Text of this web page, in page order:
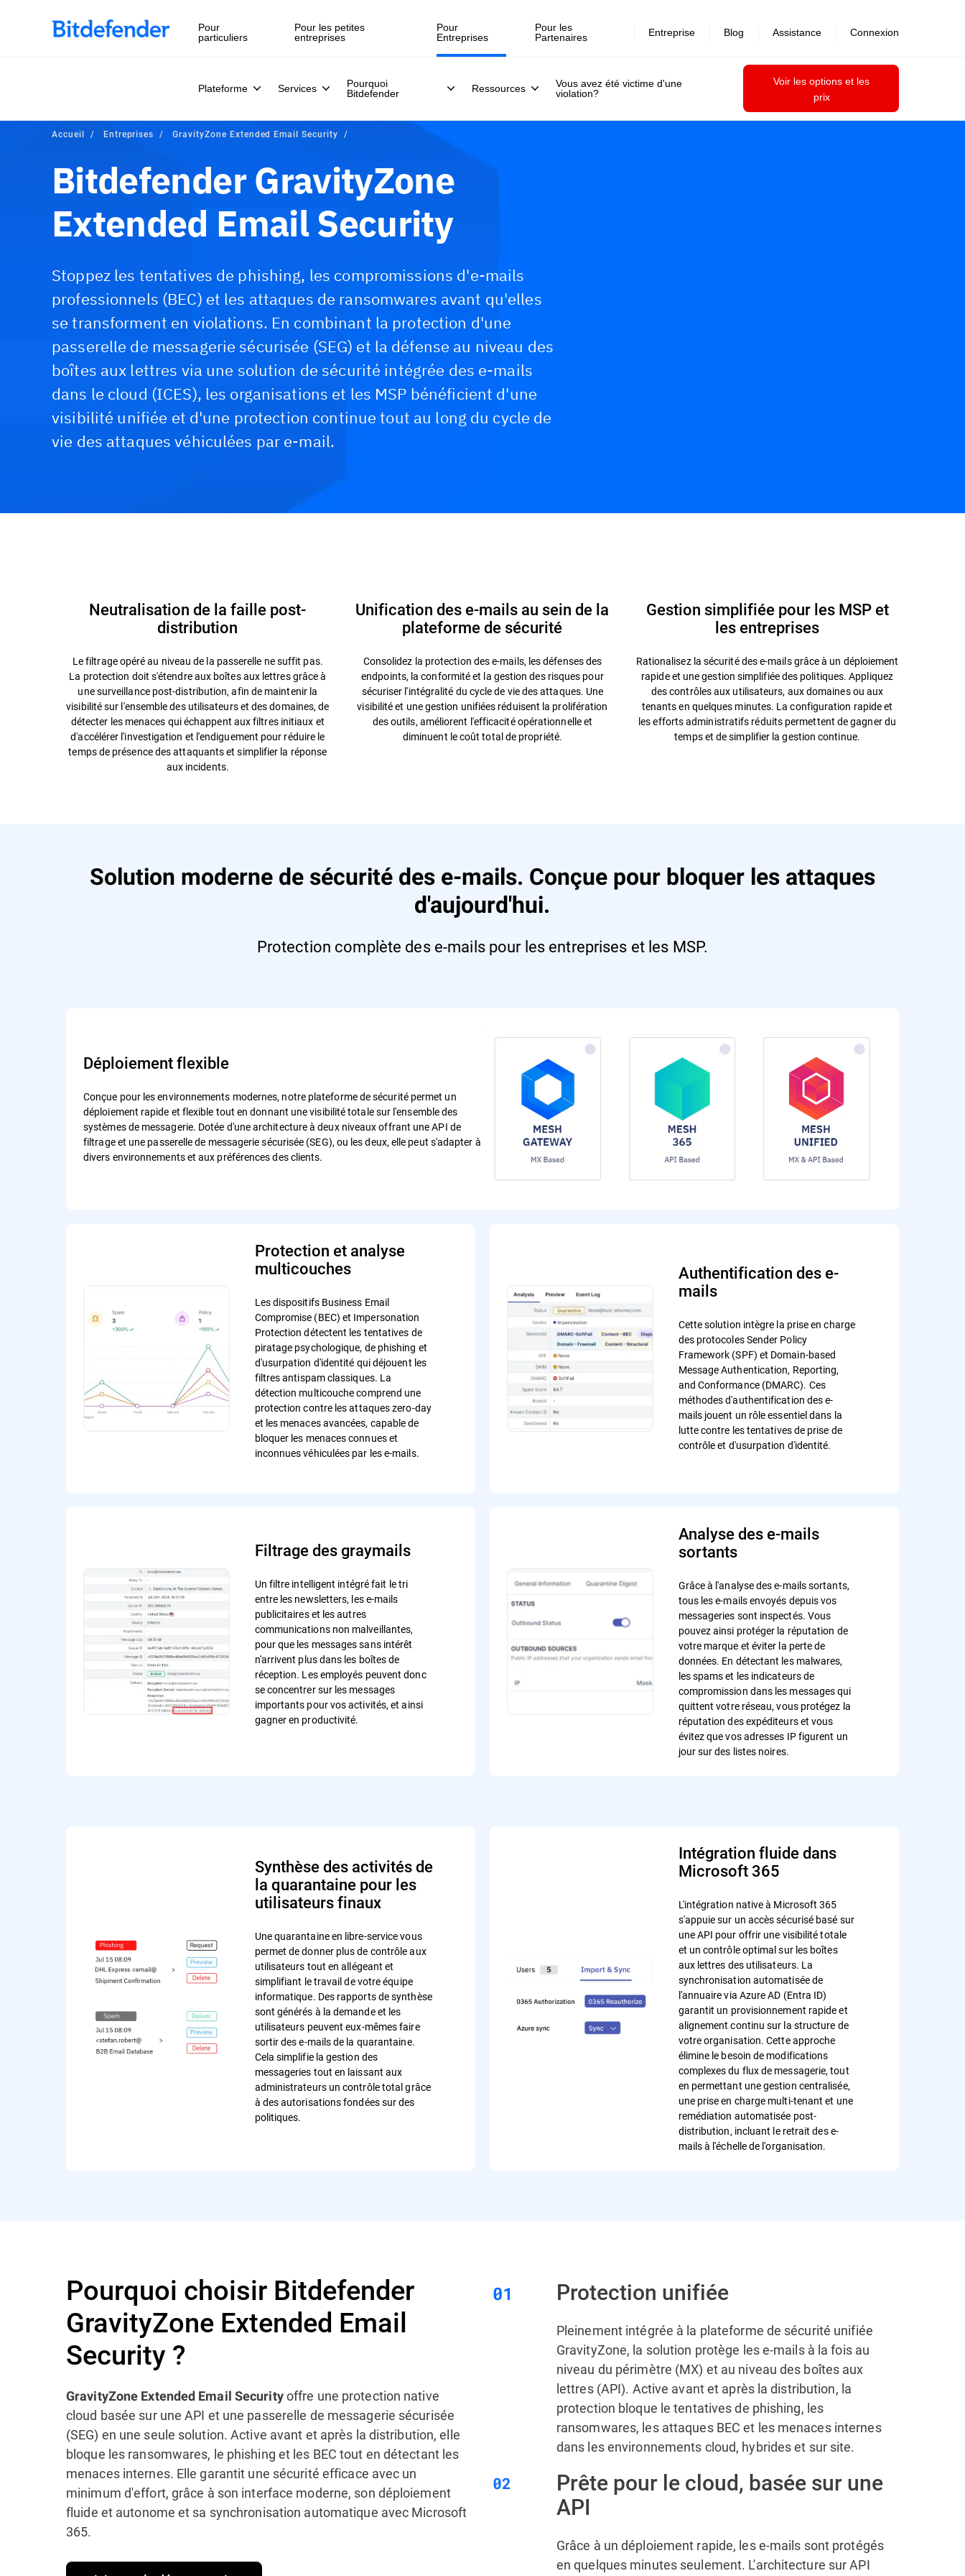
Souveraineté des données en cybersécurité : webinaire en direct, le 30 juillet .
Pour
particuliers
Pour les petites
entreprises
Pour
Entreprises
Plateforme Services
Pourquoi
Bitdefender
Ressources
Vous avez été victime d'une
violation?
Voir les options et les
prix
Pour les
Partenaires
Entreprise Blog Assistance Connexion
Accueil Entreprises GravityZone Extended Email Security
Bitdefender GravityZone
Extended Email Security
Stoppez les tentatives de phishing, les compromissions d'e-mails
professionnels (BEC) et les attaques de ransomwares avant qu'elles
se transforment en violations. En combinant la protection d'une
passerelle de messagerie sécurisée (SEG) et la défense au niveau des
boîtes aux lettres via une solution de sécurité intégrée des e-mails
dans le cloud (ICES), les organisations et les MSP bénéficient d'une
visibilité unifiée et d'une protection continue tout au long du cycle de
vie des attaques véhiculées par e-mail.
Neutralisation de la faille post-
distribution
Le filtrage opéré au niveau de la passerelle ne suffit pas.
La protection doit s'étendre aux boîtes aux lettres grâce à
une surveillance post-distribution, afin de maintenir la
visibilité sur l'ensemble des utilisateurs et des domaines, de
détecter les menaces qui échappent aux filtres initiaux et
d'accélérer l'investigation et l'endiguement pour réduire le
temps de présence des attaquants et simplifier la réponse
aux incidents.
Unification des e-mails au sein de la
plateforme de sécurité
Consolidez la protection des e-mails, les défenses des
endpoints, la conformité et la gestion des risques pour
sécuriser l'intégralité du cycle de vie des attaques. Une
visibilité et une gestion unifiées réduisent la prolifération
des outils, améliorent l'efficacité opérationnelle et
diminuent le coût total de propriété.
Gestion simplifiée pour les MSP et
les entreprises
Rationalisez la sécurité des e-mails grâce à un déploiement
rapide et une gestion simplifiée des politiques. Appliquez
des contrôles aux utilisateurs, aux domaines ou aux
tenants en quelques minutes. La configuration rapide et
les efforts administratifs réduits permettent de gagner du
temps et de simplifier la gestion continue.
Solution moderne de sécurité des e-mails. Conçue pour bloquer les attaques
d'aujourd'hui.
Protection complète des e-mails pour les entreprises et les MSP.
Déploiement flexible
Conçue pour les environnements modernes, notre plateforme de sécurité permet un
déploiement rapide et flexible tout en donnant une visibilité totale sur l'ensemble des
systèmes de messagerie. Dotée d'une architecture à deux niveaux offrant une API de
filtrage et une passerelle de messagerie sécurisée (SEG), ou les deux, elle peut s'adapter à
divers environnements et aux préférences des clients.
Protection et analyse
multicouches
Les dispositifs Business Email
Compromise (BEC) et Impersonation
Protection détectent les tentatives de
piratage psychologique, de phishing et
d'usurpation d'identité qui déjouent les
filtres antispam classiques. La
détection multicouche comprend une
protection contre les attaques zero-day
et les menaces avancées, capable de
bloquer les menaces connues et
inconnues véhiculées par les e-mails.
Authentification des e-
mails
Cette solution intègre la prise en charge
des protocoles Sender Policy
Framework (SPF) et Domain-based
Message Authentication, Reporting,
and Conformance (DMARC). Ces
méthodes d'authentification des e-
mails jouent un rôle essentiel dans la
lutte contre les tentatives de prise de
contrôle et d'usurpation d'identité.
Filtrage des graymails
Un filtre intelligent intégré fait le tri
entre les newsletters, les e-mails
publicitaires et les autres
communications non malveillantes,
pour que les messages sans intérêt
n'arrivent plus dans les boîtes de
réception. Les employés peuvent donc
se concentrer sur les messages
importants pour vos activités, et ainsi
gagner en productivité.
Analyse des e-mails
sortants
Grâce à l'analyse des e-mails sortants,
tous les e-mails envoyés depuis vos
messageries sont inspectés. Vous
pouvez ainsi protéger la réputation de
votre marque et éviter la perte de
données. En détectant les malwares,
les spams et les indicateurs de
compromission dans les messages qui
quittent votre réseau, vous protégez la
réputation des expéditeurs et vous
évitez que vos adresses IP figurent un
jour sur des listes noires.
Synthèse des activités de
la quarantaine pour les
utilisateurs finaux
Une quarantaine en libre-service vous
permet de donner plus de contrôle aux
utilisateurs tout en allégeant et
simplifiant le travail de votre équipe
informatique. Des rapports de synthèse
sont générés à la demande et les
utilisateurs peuvent eux-mêmes faire
sortir des e-mails de la quarantaine.
Cela simplifie la gestion des
messageries tout en laissant aux
administrateurs un contrôle total grâce
à des autorisations fondées sur des
politiques.
Intégration fluide dans
Microsoft 365
L'intégration native à Microsoft 365
s'appuie sur un accès sécurisé basé sur
une API pour offrir une visibilité totale
et un contrôle optimal sur les boîtes
aux lettres des utilisateurs. La
synchronisation automatisée de
l'annuaire via Azure AD (Entra ID)
garantit un provisionnement rapide et
alignement continu sur la structure de
votre organisation. Cette approche
élimine le besoin de modifications
complexes du flux de messagerie, tout
en permettant une gestion centralisée,
une prise en charge multi-tenant et une
remédiation automatisée post-
distribution, incluant le retrait des e-
mails à l'échelle de l'organisation.
Pourquoi choisir Bitdefender
GravityZone Extended Email
Security ?
GravityZone Extended Email Securityoffre une protection native
cloud basée sur une API et une passerelle de messagerie sécurisée
(SEG) en une seule solution. Active avant et après la distribution, elle
bloque les ransomwares, le phishing et les BEC tout en détectant les
menaces internes. Elle garantit une sécurité efficace avec un
minimum d'effort, grâce à son interface moderne, son déploiement
fluide et autonome et sa synchronisation automatique avec Microsoft
365.
Protection unifiée
Pleinement intégrée à la plateforme de sécurité unifiée
GravityZone, la solution protège les e-mails à la fois au
niveau du périmètre (MX) et au niveau des boîtes aux
lettres (API). Active avant et après la distribution, la
protection bloque le tentatives de phishing, les
ransomwares, les attaques BEC et les menaces internes
dans les environnements cloud, hybrides et sur site.
Prête pour le cloud, basée sur une
API
Grâce à un déploiement rapide, les e-mails sont protégés
en quelques minutes seulement. L'architecture sur API